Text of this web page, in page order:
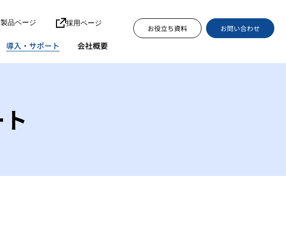
導入・サポート 会社概要
品ページ 採用ページ
お役立ち資料 お問い合わせ